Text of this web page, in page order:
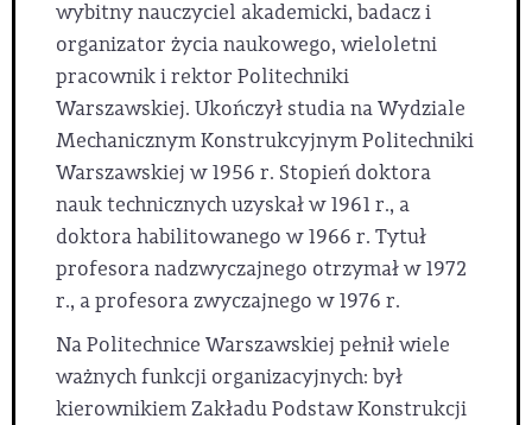
wybitny nauczyciel akademicki, badacz i
organizator życia naukowego, wieloletni
pracownik i rektor Politechniki
Warszawskiej. Ukończył studia na Wydziale
Mechanicznym Konstrukcyjnym Politechniki
Warszawskiej w 1956 r. Stopień doktora
nauk technicznych uzyskał w 1961 r., a
doktora habilitowanego w 1966 r. Tytuł
profesora nadzwyczajnego otrzymał w 1972
r., a profesora zwyczajnego w 1976 r.
Na Politechnice Warszawskiej pełnił wiele
ważnych funkcji organizacyjnych: był
kierownikiem Zakładu Podstaw Konstrukcji